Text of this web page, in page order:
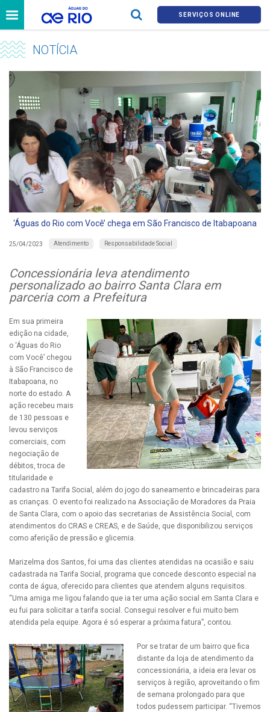
SERVIÇOS ONLINE
NOTÍCIA
‘Águas do Rio com Você’ chega em São Francisco de Itabapoana
25/04/2023 Atendimento Responsabilidade Social
Concessionária leva atendimento
personalizado ao bairro Santa Clara em
parceria com a Prefeitura
Em sua primeira
edição na cidade,
o ‘Águas do Rio
com Você’ chegou
à São Francisco de
Itabapoana, no
norte do estado. A
ação recebeu mais
de 130 pessoas e
levou serviços
comerciais, com
negociação de
débitos, troca de
titularidade e
cadastro na Tarifa Social, além do jogo do saneamento e brincadeiras para
as crianças. O evento foi realizado na Associação de Moradores da Praia
de Santa Clara, com o apoio das secretarias de Assistência Social, com
atendimentos do CRAS e CREAS, e de Saúde, que disponibilizou serviços
como aferição de pressão e glicemia.
Marizelma dos Santos, foi uma das clientes atendidas na ocasião e saiu
cadastrada na Tarifa Social, programa que concede desconto especial na
conta de água, oferecido para clientes que atendem alguns requisitos.
“Uma amiga me ligou falando que ia ter uma ação social em Santa Clara e
eu fui para solicitar a tarifa social. Consegui resolver e fui muito bem
atendida pela equipe. Agora é só esperar a próxima fatura”, contou.
Por se tratar de um bairro que fica
distante da loja de atendimento da
concessionária, a ideia era levar os
serviços à região, aproveitando o fim
de semana prolongado para que
todos pudessem participar. “Tivemos